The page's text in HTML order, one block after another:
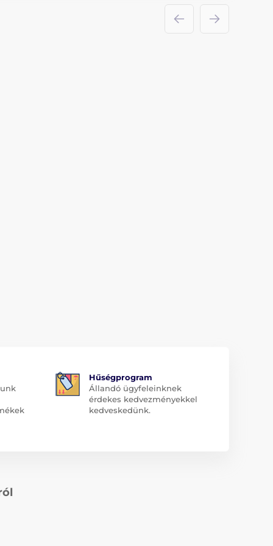
Hűségprogram
Állandó ügyfeleinknek
érdekes kedvezményekkel
kedveskedünk.